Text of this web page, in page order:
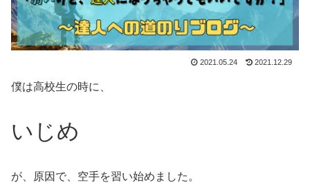
2021.05.24 2021.12.29
僕は高校生の時に、
いじめ
が、原因で、空手を習い始めました。